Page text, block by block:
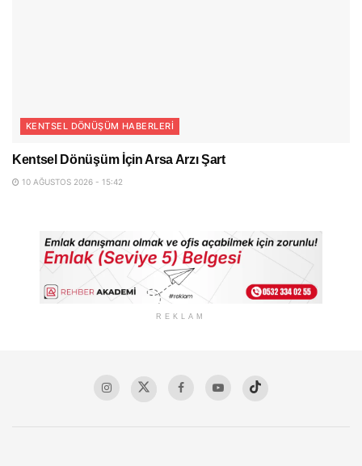
KENTSEL DÖNÜŞÜM HABERLERI
Kentsel Dönüşüm İçin Arsa Arzı Şart
10 AĞUSTOS 2026 - 15:42
REKLAM